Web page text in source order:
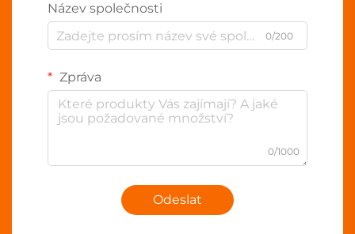
Název společnosti
0/200
Zpráva
0/1000
Odeslat